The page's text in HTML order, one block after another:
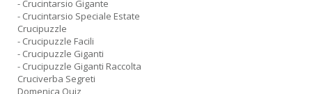
- Crucintarsio Gigante
- Crucintarsio Speciale Estate
Crucipuzzle
- Crucipuzzle Facili
- Crucipuzzle Giganti
- Crucipuzzle Giganti Raccolta
Cruciverba Segreti
Domenica Quiz